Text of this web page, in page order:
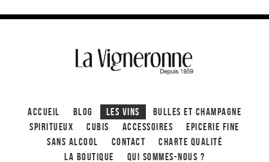
ACCUEIL Blog Les Vins
Bulles et Champagne
Spiritueux
CUBIS ACCESSOIRES
Epicerie fine
Sans alcool
Contact
Charte qualité
La boutique
Qui sommes-nous ?